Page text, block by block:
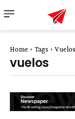
Home Tags Vuelos
vuelos